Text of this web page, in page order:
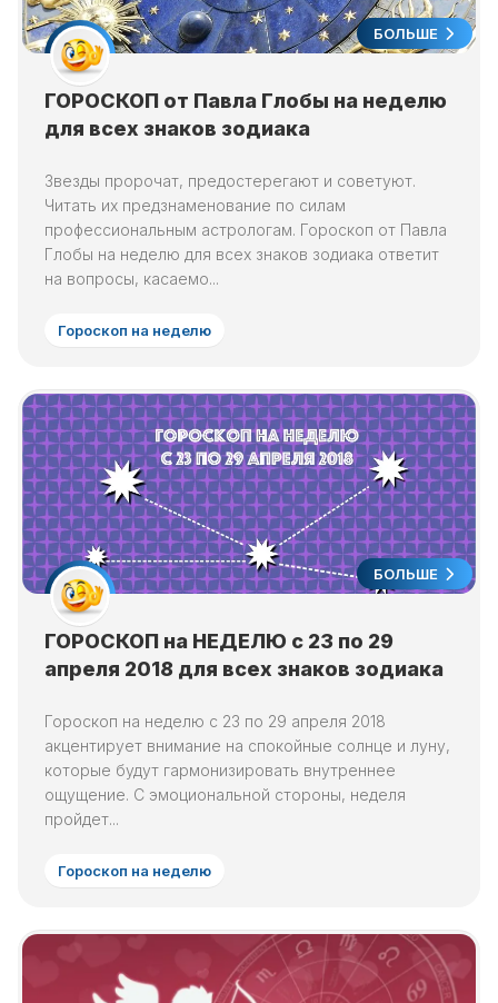
БОЛЬШЕ
ГОРОСКОП от Павла Глобы на неделю
для всех знаков зодиака
Звезды пророчат, предостерегают и советуют.
Читать их предзнаменование по силам
профессиональным астрологам. Гороскоп от Павла
Глобы на неделю для всех знаков зодиака ответит
на вопросы, касаемо...
Гороскоп на неделю
БОЛЬШЕ
ГОРОСКОП на НЕДЕЛЮ с 23 по 29
апреля 2018 для всех знаков зодиака
Гороскоп на неделю с 23 по 29 апреля 2018
акцентирует внимание на спокойные солнце и луну,
которые будут гармонизировать внутреннее
ощущение. С эмоциональной стороны, неделя
пройдет...
Гороскоп на неделю